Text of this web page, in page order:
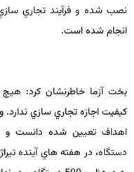
نصب شده و فرآيند تجاري
انجام شده است.
بخت آزما خاطرنشان كرد: هيچ
كيفيت اجازه تجاري سازي ندارد.
اهداف تعيين شده دانست و
دستگاه، در هفته هاي آينده